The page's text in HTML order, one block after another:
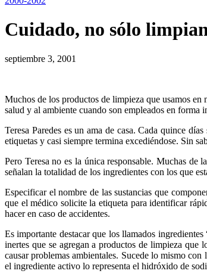
Cuidado, no sólo
septiembre 3, 2001
Muchos de los productos de limpieza que usamos
salud y al ambiente cuando son empleados en forma
Teresa Paredes es un ama de casa. Cada quince
etiquetas y casi siempre termina excediéndose. Sin
Pero Teresa no es la única responsable. Muchas
señalan la totalidad de los ingredientes con los que
Especificar el nombre de las sustancias que
que el médico solicite la etiqueta para identificar
hacer en caso de accidentes.
Es importante destacar que los llamados
inertes que se agregan a productos de limpieza que
causar problemas ambientales. Sucede lo mismo
el ingrediente activo lo representa el hidróxido de